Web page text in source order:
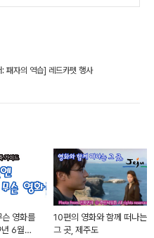
패자의 역습] 레드카펫 행사
슨 영화를
6월
10편의 영화와 함께 떠나는
그 곳, 제주도